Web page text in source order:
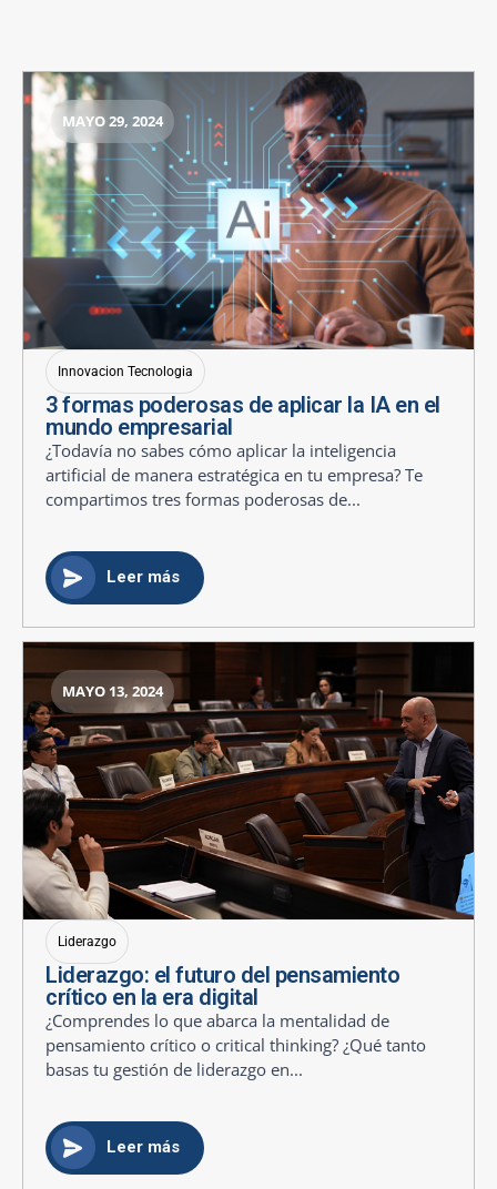
MAYO 29, 2024
Innovacion Tecnologia
3 formas poderosas de aplicar la IA en el
mundo empresarial
¿Todavía no sabes cómo aplicar la inteligencia
artificial de manera estratégica en tu empresa? Te
compartimos tres formas poderosas de...
Leer más
MAYO 13, 2024
Liderazgo
Liderazgo: el futuro del pensamiento
crítico en la era digital
¿Comprendes lo que abarca la mentalidad de
pensamiento crítico o critical thinking? ¿Qué tanto
basas tu gestión de liderazgo en...
Leer más